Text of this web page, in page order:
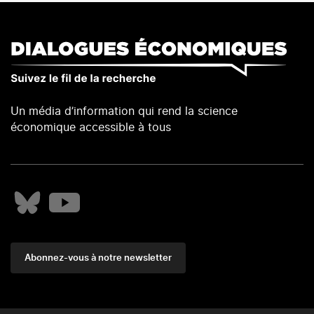
Un média d’information qui rend la science
économique accessible à tous
Abonnez-vous à notre newsletter